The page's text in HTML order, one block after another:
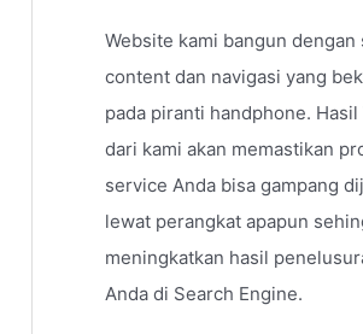
Website kami bangun dengan
content dan navigasi yang
pada piranti handphone. Hasil
dari kami akan memastikan
service Anda bisa gampang
lewat perangkat apapun
meningkatkan hasil
Anda di Search Engine.